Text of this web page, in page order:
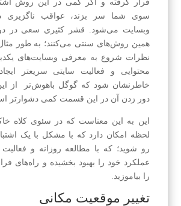
قرار گرفته و اگر کمی در این روش
سوی شما سر بزند، عواقب ناگزیری
وبسایت می‌شود. قشر کثیری سعی در
همین روش‌های سنتی می‌کنند؛ به طور
نظرات شروع به معرفی وبسایت‌های
محتوایی و فعالیت سایتی سریعتر
خاطرنشان شود که گوگل باهوش‌تر از
دور زدن آن در این قسمت کمی دشوارتر
این به این معناست که در سئوی کلاه
لحظه امکان دارد که با مشکل با یک
رو شوید؛ که با مطالعه روزانه و فعالیت
عملکرد خود را بهبود بخشیده و راه‌های
را بیاموزید.
تغییر موقعیت مکانی